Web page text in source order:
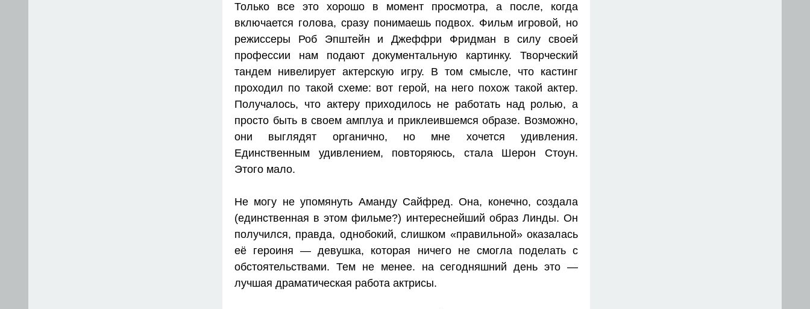
Только все это хорошо в момент просмотра, а после, когда
включается голова, сразу понимаешь подвох. Фильм игровой, но
режиссеры Роб Эпштейн и Джеффри Фридман в силу своей
профессии нам подают документальную картинку. Творческий
тандем нивелирует актерскую игру. В том смысле, что кастинг
проходил по такой схеме: вот герой, на него похож такой актер.
Получалось, что актеру приходилось не работать над ролью, а
просто быть в своем амплуа и приклеившемся образе. Возможно,
они выглядят органично, но мне хочется удивления.
Единственным удивлением, повторяюсь, стала Шерон Стоун.
Этого мало.
Не могу не упомянуть Аманду Сайфред. Она, конечно, создала
(единственная в этом фильме?) интереснейший образ Линды. Он
получился, правда, однобокий, слишком «правильной» оказалась
её героиня — девушка, которая ничего не смогла поделать с
обстоятельствами. Тем не менее. на сегодняшний день это —
лучшая драматическая работа актрисы.